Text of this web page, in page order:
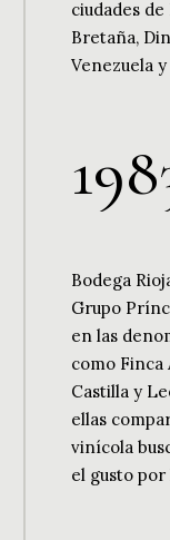
ciudades
Bretaña,
Venezuela y
198
Bodega
Grupo
en las
como Finca
Castilla y
ellas
vinícola
el gusto